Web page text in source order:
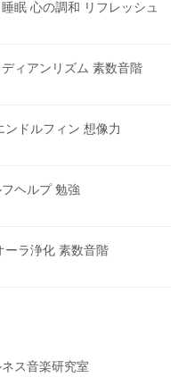
眠 心の調和 リフレッシュ
ィアンリズム 素数音階
ンドルフィン 想像力
ヘルプ 勉強
ーラ浄化 素数音階
ス音楽研究室